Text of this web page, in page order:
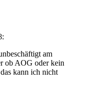
am
ob AOG oder kein
kann ich nicht